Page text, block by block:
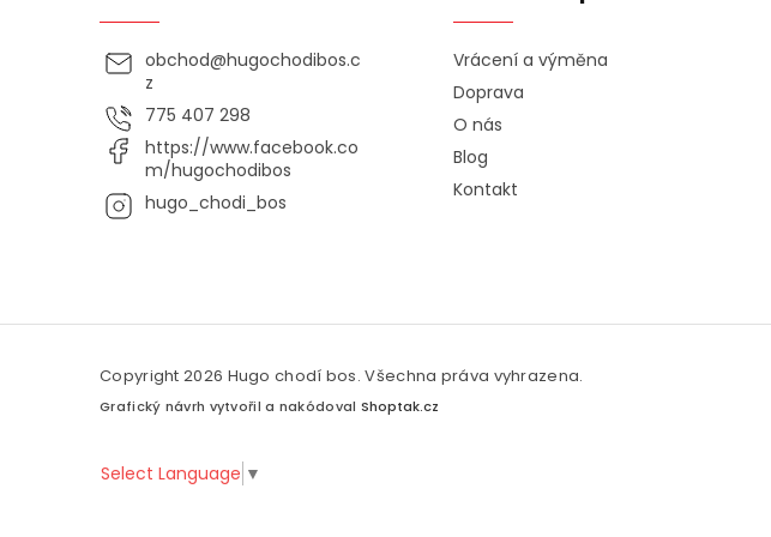
obchod@hugochodibos.c
z
775 407 298
https://www.facebook.co
m/hugochodibos
hugo_chodi_bos
Vrácení a výměna
Doprava
O nás
Blog
Kontakt
Copyright 2026 Hugo chodí bos. Všechna práva vyhrazena.
Grafický návrh vytvořil a nakódoval Shoptak.cz
Select Language ▼